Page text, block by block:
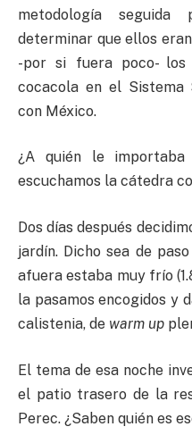
metodología
determinar que ellos
-por si fuera poco- los
cocacola en el Sistema
con México.
¿A quién le
escuchamos la cátedra
Dos días después
jardín. Dicho sea de
afuera estaba muy frío
la pasamos encogidos y
calistenia, de warm up
El tema de esa noche
el patio trasero de la
Perec. ¿Saben quién es